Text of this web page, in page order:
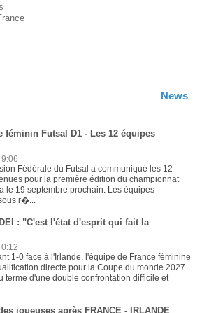
News
féminin Futsal D1 - Les 12 équipes
Fédérale du Futsal a communiqué les 12
pour la première édition du championnat
le 19 septembre prochain. Les équipes
r�...
: "C'est l'état d'esprit qui fait la
1-0 face à l'Irlande, l'équipe de France féminine
directe pour la Coupe du monde 2027
terme d'une double confrontation difficile et
joueuses après FRANCE - IRLANDE